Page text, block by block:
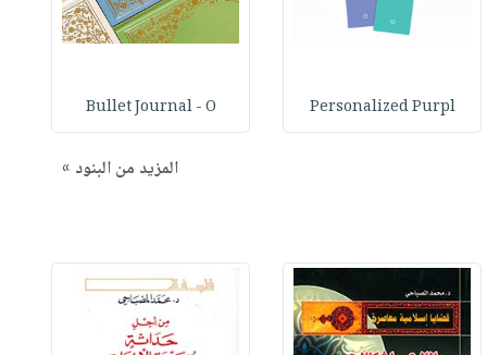
Personalized Purpl
Bullet Journal - O
المزيد من البنود »